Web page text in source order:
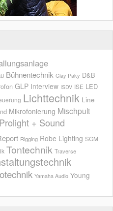
Bühnentechnik Clay Paky D&B
GLP Interview ISDV ISE LED
Lichttechnik Line
Mikrofonierung Mischpult
Prolight + Sound
Rigging Robe Lighting SGM
Tontechnik Traverse
Yamaha Audio Young